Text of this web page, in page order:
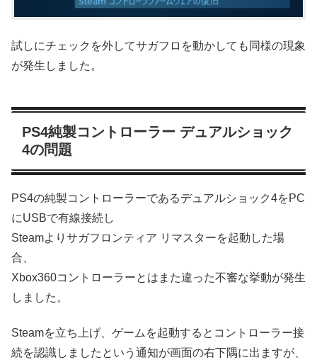
試しにチェックを外してサガフロを動かしても同様の現象
が発生しました。
PS4純製コントローラー デュアルショック
4の問題
PS4の純製コントローラーであるデュアルショック4をPC
にUSBで有線接続し
Steamよりサガフロンティア リマスターを起動した場
合、
Xbox360コントローラーとはまた違った不審な挙動が発生
しました。
Steamを立ち上げ、ゲームを起動するとコントローラー接
続を認識しましたという通知が画面の右下隅に出ますが、